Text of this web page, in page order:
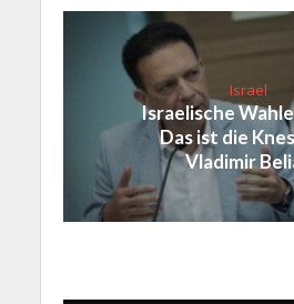
Israel
Israelische
Das ist die
Vladimir